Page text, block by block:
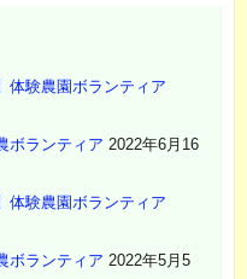
体験農園ボランティア
ボランティア 2022年6月16
体験農園ボランティア
ボランティア 2022年5月5